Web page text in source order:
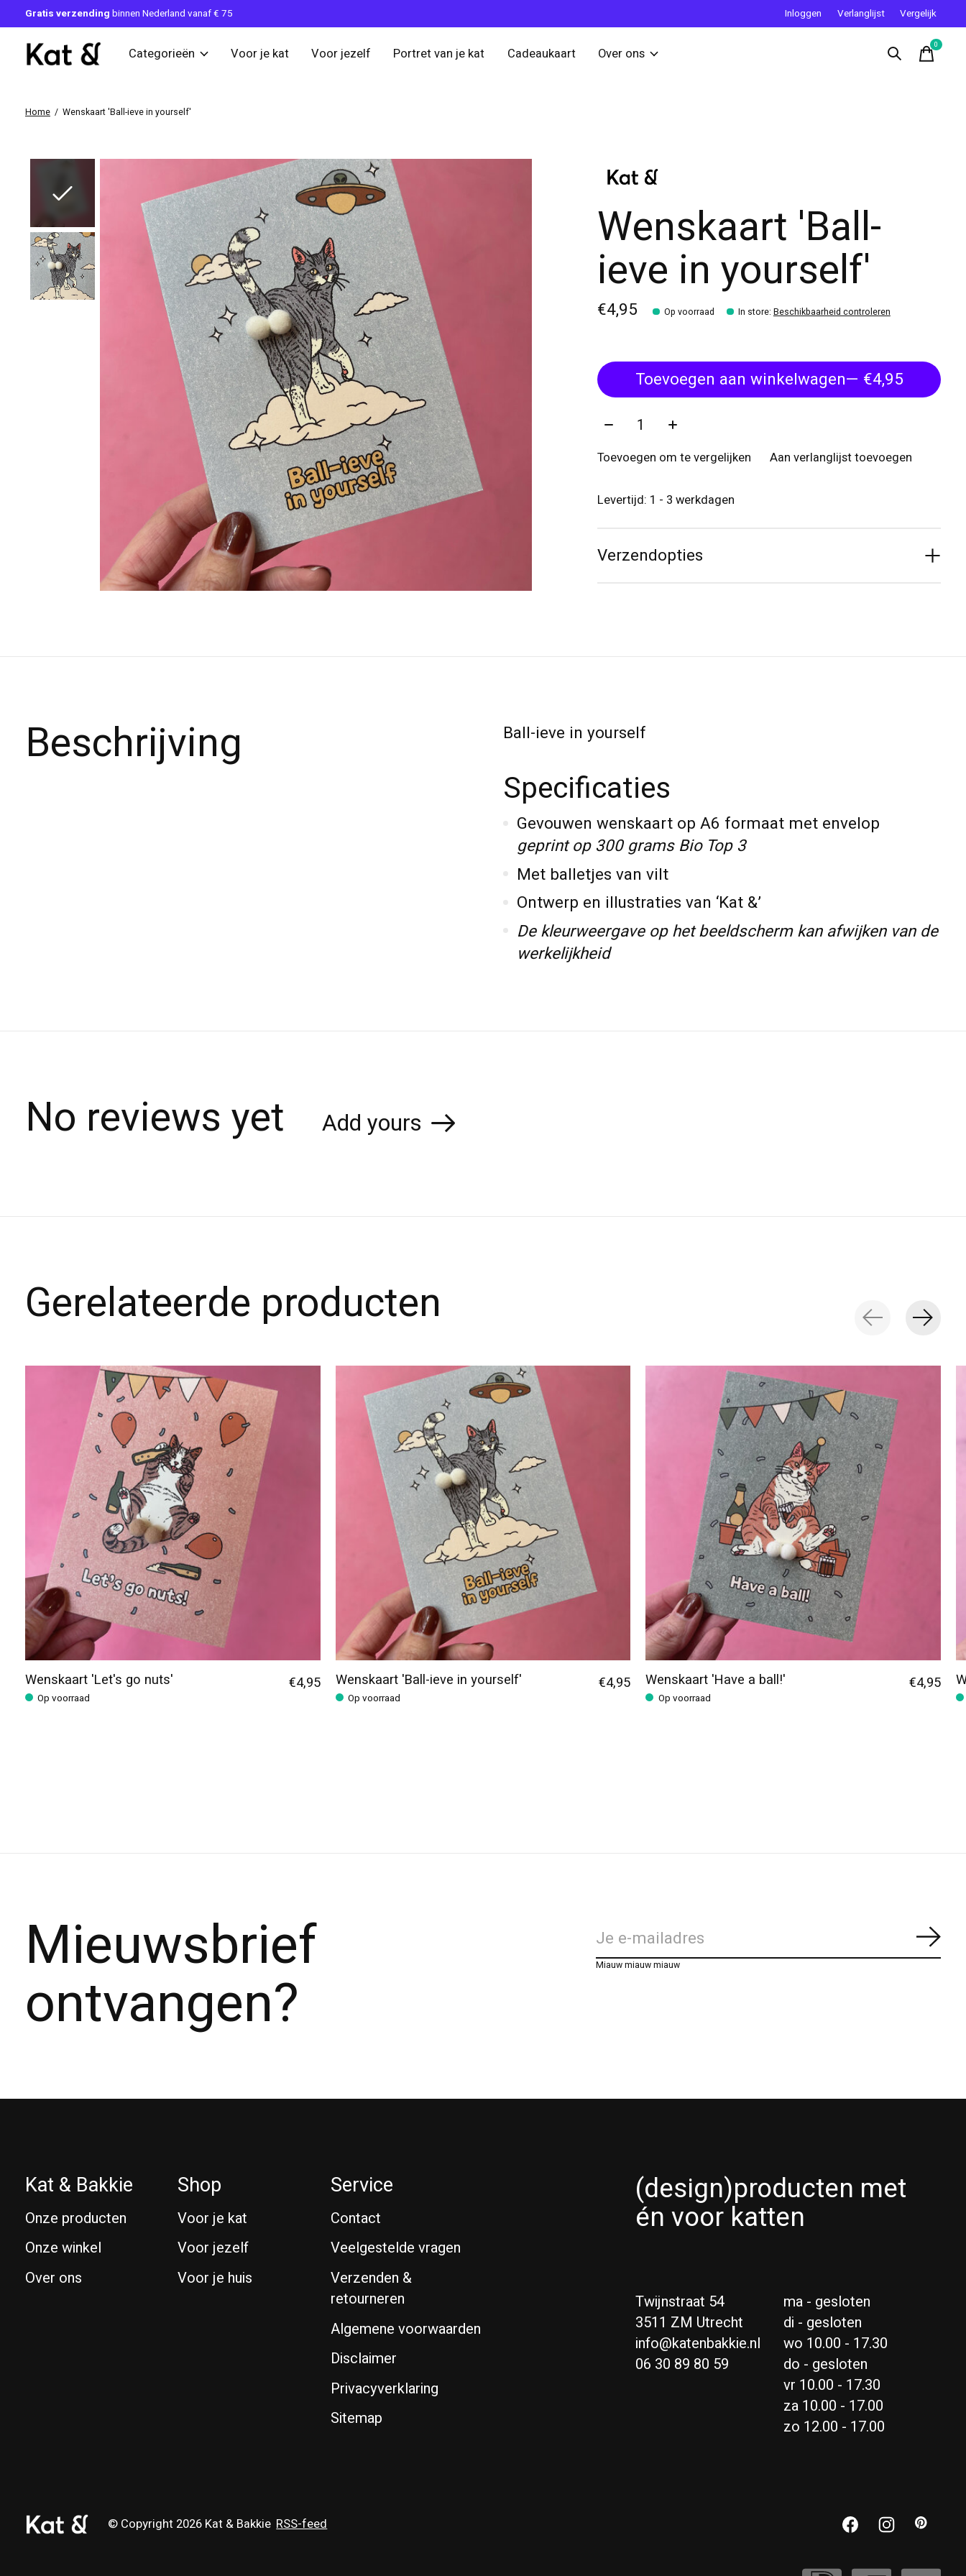
Gratis verzending binnen Nederland vanaf € 75 Inloggen Verlanglijst Vergelijk
Categorieën Voor je kat Voor jezelf Portret van je kat Cadeaukaart Over ons
0items
Home / Wenskaart 'Ball-ieve in yourself'
Wenskaart 'Ball-
ieve in yourself'
€4,95 Op voorraad In store: Beschikbaarheid controleren
Toevoegen aan winkelwagen
— €4,95
Aantal:
Toevoegen om te vergelijken Aan verlanglijst toevoegen
Levertijd: 1 - 3 werkdagen
Verzendopties
Beschrijving Ball-ieve in yourself
Specificaties
Gevouwen wenskaart op A6 formaat met envelop
geprint op 300 grams Bio Top 3
Met balletjes van vilt
Ontwerp en illustraties van ‘Kat &’
De kleurweergave op het beeldscherm kan afwijken van de
werkelijkheid
No reviews yet Add yours
Gerelateerde producten
Carousel items
Wenskaart 'Let's go nuts'
Op voorraad
€4,95 Wenskaart 'Ball-ieve in yourself'
Op voorraad
€4,95 Wenskaart 'Have a ball!'
Op voorraad
€4,95
Mieuwsbrief
ontvangen? Miauw miauw miauw
Kat & Bakkie
Onze producten
Onze winkel
Over ons
Shop
Voor je kat
Voor jezelf
Voor je huis
Service
Contact
Veelgestelde vragen
Verzenden &
retourneren
Algemene voorwaarden
Disclaimer
Privacyverklaring
Sitemap
(design)producten met
én voor katten
Twijnstraat 54
3511 ZM Utrecht
info@katenbakkie.nl
06 30 89 80 59
ma - gesloten
di - gesloten
wo 10.00 - 17.30
do - gesloten
vr 10.00 - 17.30
za 10.00 - 17.00
zo 12.00 - 17.00
© Copyright 2026 Kat & Bakkie RSS-feed